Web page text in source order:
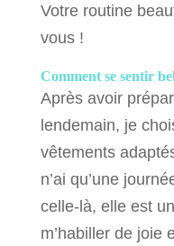
Votre routine
vous !
Comment se sentir
Après avoir
lendemain, je
vêtements
n’ai qu’une
celle-là, elle est
m’habiller de joie